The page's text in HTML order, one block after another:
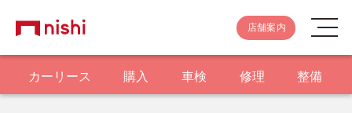
店舗案内
カーリース 購入 車検 修理 整備